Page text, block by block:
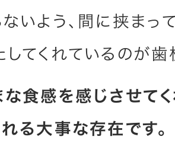
いよう、間に挟まっ
してくれているのが歯
な食感を感じさせて
る大事な存在です。